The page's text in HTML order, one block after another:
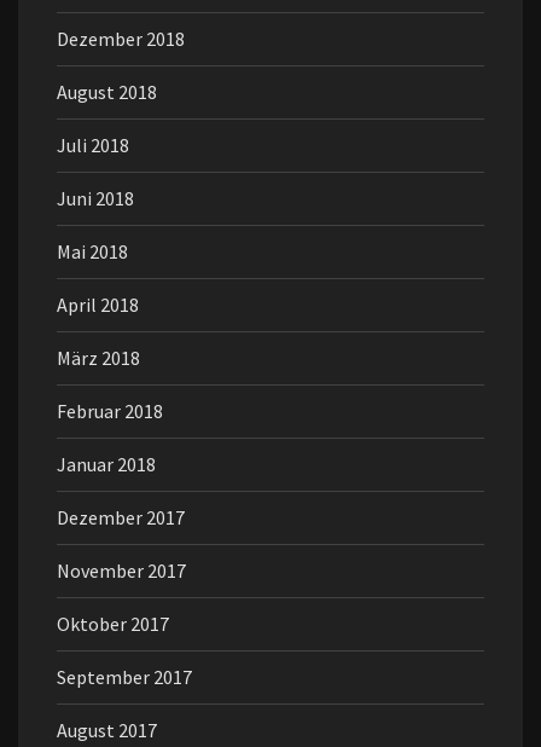
Dezember 2018
August 2018
Juli 2018
Juni 2018
Mai 2018
April 2018
März 2018
Februar 2018
Januar 2018
Dezember 2017
November 2017
Oktober 2017
September 2017
August 2017